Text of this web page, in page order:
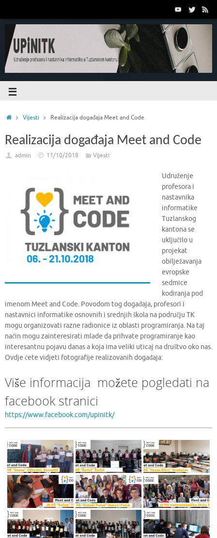
Vijesti Realizacija događaja Meet and Code
Realizacija događaja Meet and Code
admin 11/10/2018 Vijesti
Udruženje
profesora i
nastavnika
informatike
Tuzlanskog
kantona se
uključilo u
projekat
obilježavanja
evropske
sedmice
kodiranja pod
imenom Meet and Code. Povodom tog događaja, profesori i
nastavnici informatike osnovnih i srednjih škola na području TK
mogu organizovati razne radionice iz oblasti programiranja. Na taj
način mogu zainteresirati mlade da prihvate programiranje kao
interesantnu pojavu danas a koja ima veliki uticaj na društvo oko nas.
Ovdje ćete vidjeti fotografije realizovanih događaja:
Više informacija možete pogledati na
facebook stranici
https://www.facebook.com/upinitk/